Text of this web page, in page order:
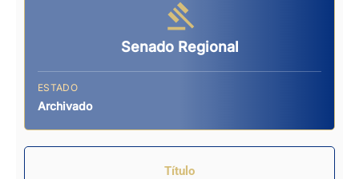
Senado Regional
ESTADO
Archivado
Título